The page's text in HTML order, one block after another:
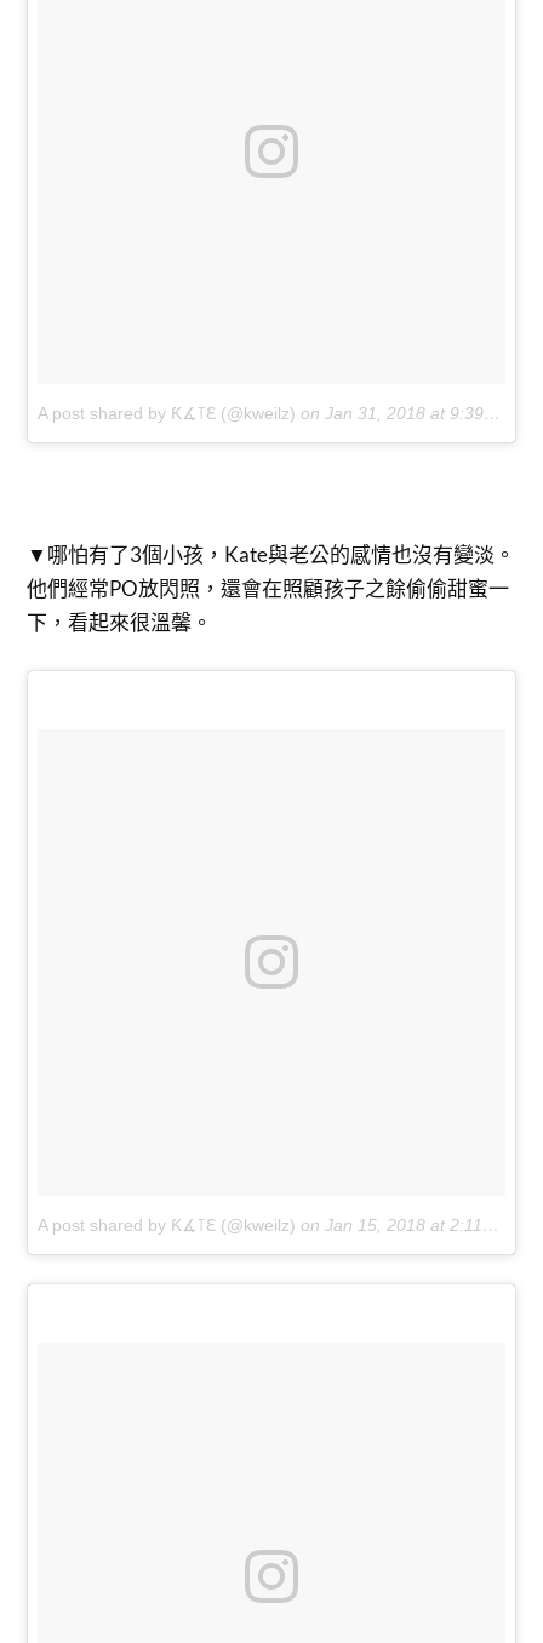
A post shared by Ƙ∡꓄ℇ (@kweilz) onJan 31, 2018 at 9:39am PST
▼哪怕有了3個小孩，Kate與老公的感情也沒有變淡。
他們經常PO放閃照，還會在照顧孩子之餘偷偷甜蜜一
下，看起來很溫馨。
A post shared by Ƙ∡꓄ℇ (@kweilz) onJan 15, 2018 at 2:11pm PST